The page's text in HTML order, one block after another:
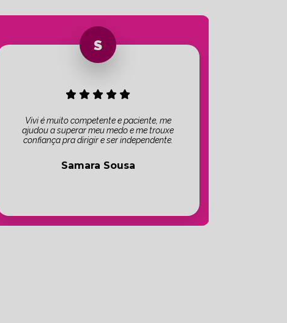
Vivi é muito competente e paciente, me
ajudou a superar meu medo e me trouxe
confiança pra dirigir e ser independente.
Samara Sousa